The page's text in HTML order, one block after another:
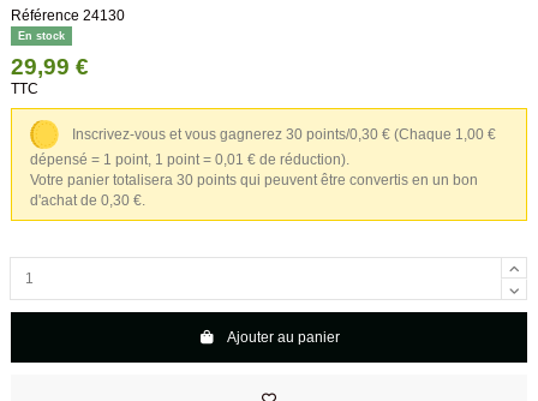
Référence 24130
En stock
29,99 €
TTC
Inscrivez-vous et vous gagnerez 30 points/0,30 € (Chaque 1,00 €
dépensé = 1 point, 1 point = 0,01 € de réduction).
Votre panier totalisera 30 points qui peuvent être convertis en un bon
d'achat de 0,30 €.
Ajouter au panier